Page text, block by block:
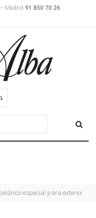
- Madrid 91 850 70 26
especial para exterior